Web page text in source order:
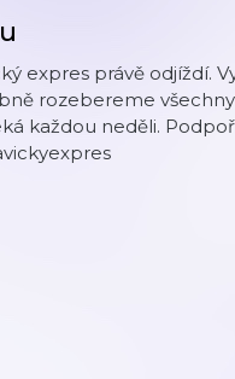
expres právě odjíždí.
rozebereme
každou neděli.